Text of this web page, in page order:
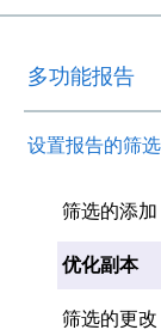
多功能报告
设置报告的筛选
筛选的添加
优化副本
筛选的更改